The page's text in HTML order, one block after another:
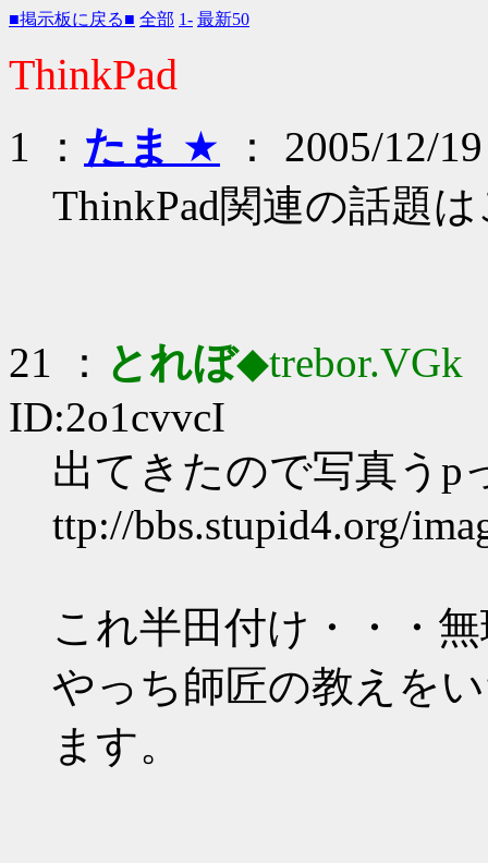
■掲示板に戻る■ 全部 1- 最新50
ThinkPad
1 ： たま ★ ： 2005/12/
ThinkPad関連の話題
21 ： とれぼ◆trebor.VGk
ID:2o1cvvcI
出てきたので写真うp
ttp://bbs.stupid4.org/
これ半田付け・・・
やっち師匠の教えを
ます。